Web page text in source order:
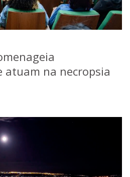
atuam na necropsia